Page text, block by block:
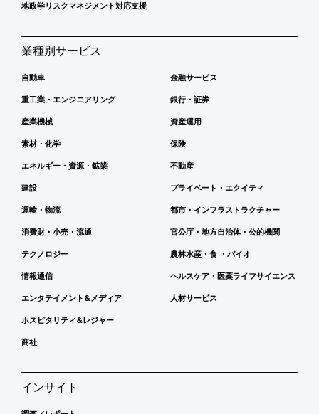
地政学リスクマネジメント対応支援
業種別サービス
自動車
重工業・エンジニアリング
産業機械
素材・化学
エネルギー・資源・鉱業
建設
運輸・物流
消費財・小売・流通
テクノロジー
情報通信
エンタテイメント&メディア
ホスピタリティ&レジャー
商社
金融サービス
銀行・証券
資産運用
保険
不動産
プライベート・エクイティ
都市・インフラストラクチャー
官公庁・地方自治体・公的機関
農林水産・食 ・バイオ
ヘルスケア・医薬ライフサイエンス
人材サービス
インサイト